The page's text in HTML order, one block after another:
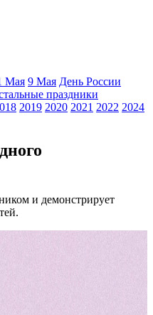
Мая 9 Мая День России
праздники
2019 2020 2021 2022 2024
и демонстрирует